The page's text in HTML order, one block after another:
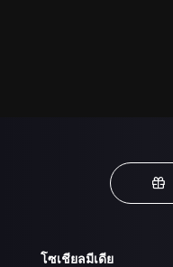
โซเชียลมีเดีย